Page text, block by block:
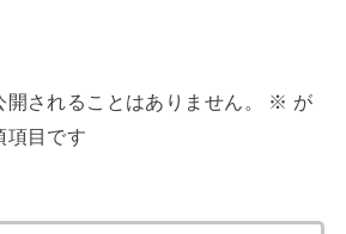
されることはありません。 ※ が
項目です